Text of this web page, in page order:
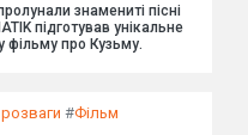
знамениті пісні
підготував унікальне
фільму про Кузьму.
#Фільм